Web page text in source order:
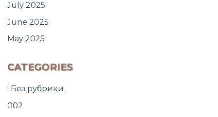
July 2025
June 2025
May 2025
CATEGORIES
! Без рубрики
002